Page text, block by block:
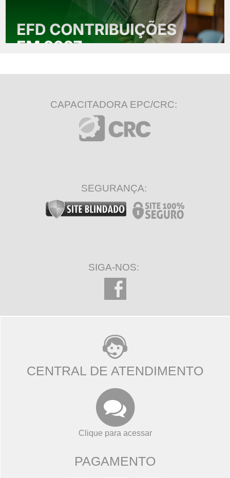
CAPACITADORA EPC/CRC:
SEGURANÇA:
SIGA-NOS:
CENTRAL DE ATENDIMENTO
Clique para acessar
PAGAMENTO